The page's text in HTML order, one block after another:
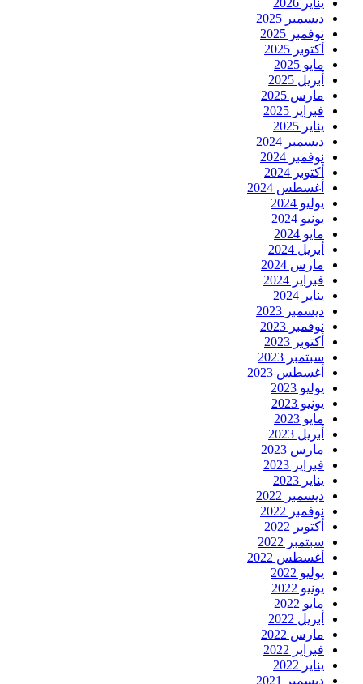
ديسمبر 2025
نوفمبر 2025
أكتوبر 2025
مايو 2025
أبريل 2025
مارس 2025
فبراير 2025
يناير 2025
ديسمبر 2024
نوفمبر 2024
أكتوبر 2024
أغسطس 2024
يوليو 2024
يونيو 2024
مايو 2024
أبريل 2024
مارس 2024
فبراير 2024
يناير 2024
ديسمبر 2023
نوفمبر 2023
أكتوبر 2023
سبتمبر 2023
أغسطس 2023
يوليو 2023
يونيو 2023
مايو 2023
أبريل 2023
مارس 2023
فبراير 2023
يناير 2023
ديسمبر 2022
نوفمبر 2022
أكتوبر 2022
سبتمبر 2022
أغسطس 2022
يوليو 2022
يونيو 2022
مايو 2022
أبريل 2022
مارس 2022
فبراير 2022
يناير 2022
ديسمبر 2021